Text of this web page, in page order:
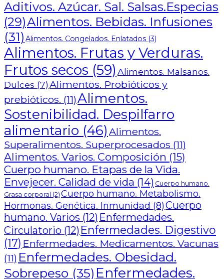
Aditivos. Azúcar. Sal. Salsas.Especias
(29)Alimentos. Bebidas. Infusiones
(31) Alimentos. Congelados. Enlatados (3)
Alimentos. Frutas y Verduras.
Frutos secos (59) Alimentos. Malsanos.
Dulces (7)Alimentos. Probióticos y
prebióticos. (11)Alimentos.
Sostenibilidad. Despilfarro
alimentario (46) Alimentos.
Superalimentos. Superprocesados (11)
Alimentos. Varios. Composición (15)
Cuerpo humano. Etapas de la Vida.
Envejecer. Calidad de vida (14) Cuerpo humano.
Grasa corporal (2) Cuerpo humano. Metabolismo.
Hormonas. Genética. Inmunidad (8)Cuerpo
humano. Varios (12) Enfermedades.
Circulatorio (12) Enfermedades. Digestivo
(17) Enfermedades. Medicamentos. Vacunas
(11) Enfermedades. Obesidad.
Sobrepeso (35) Enfermedades.